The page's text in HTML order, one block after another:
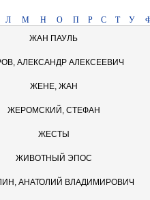
Л М Н О П Р С Т У
ЖАН ПАУЛЬ
АЛЕКСАНДР АЛЕКСЕЕВИЧ
ЖЕНЕ, ЖАН
ЖЕРОМСКИЙ, СТЕФАН
ЖЕСТЫ
ЖИВОТНЫЙ ЭПОС
АНАТОЛИЙ ВЛАДИМИРОВИЧ